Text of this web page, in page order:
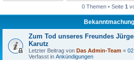
0 Themen • Seite 1
Zum Tod unseres Freundes
Karutz
Letzter Beitrag von Das Admin-Team «
Verfasst in Ankündigungen